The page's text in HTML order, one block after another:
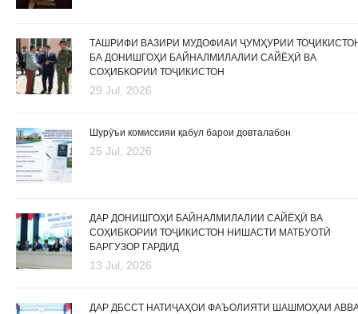
ТАШРИФИ ВАЗИРИ МУДОФИАИ ҶУМҲУРИИ
БА ДОНИШГОҲИ БАЙНАЛМИЛАЛИИ САЙЁҲӢ ВА
СОҲИБКОРИИ ТОҶИКИСТОН
29 Jul, 2026
Шурӯъи комиссияи қабул барои довталабон
25 Jul, 2026
ДАР ДОНИШГОҲИ БАЙНАЛМИЛАЛИИ САЙЁҲӢ ВА
СОҲИБКОРИИ ТОҶИКИСТОН НИШАСТИ МАТБУОТӢ
БАРГУЗОР ГАРДИД
13 Jul, 2026
ДАР ДБССТ НАТИҶАҲОИ ФАЪОЛИЯТИ ШАШМОҲАИ